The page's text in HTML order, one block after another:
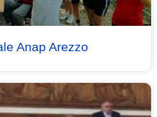
Anap Arezzo